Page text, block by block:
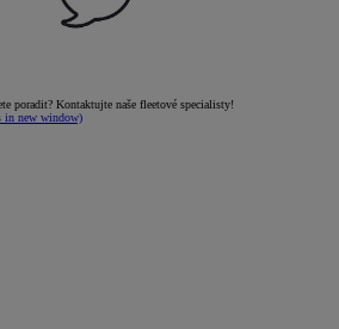
poradit? Kontaktujte naše fleetové specialisty!
in new window)